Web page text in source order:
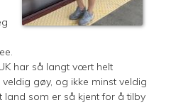
har så langt vœrt helt
gøy, og ikke minst veldig
land som er så kjent for å tilby